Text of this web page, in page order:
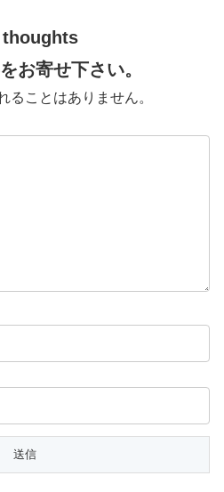
お寄せ下さい。
ることはありません。